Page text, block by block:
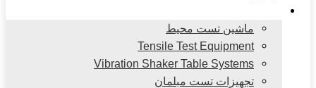
ماشین تست محیط
Tensile Test Equipment
Vibration Shaker Table Systems
تجهیزات تست مبلمان